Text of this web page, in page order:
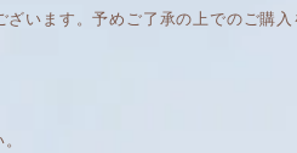
います。予めご了承の上でのご購入